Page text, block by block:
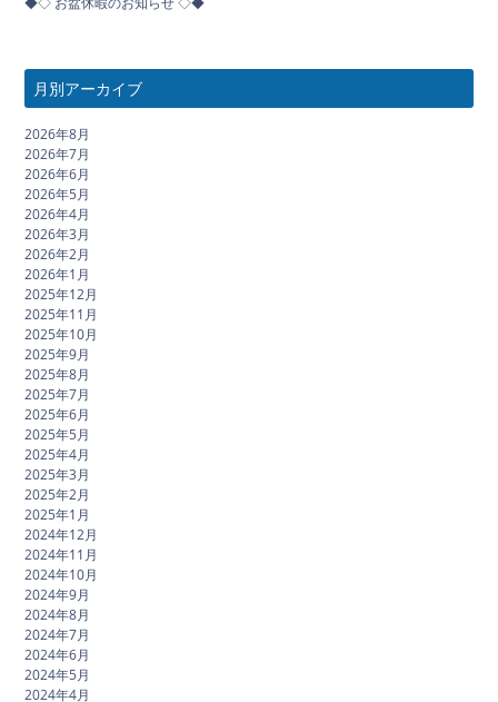
月別アーカイブ
2026年8月
2026年7月
2026年6月
2026年5月
2026年4月
2026年3月
2026年2月
2026年1月
2025年12月
2025年11月
2025年10月
2025年9月
2025年8月
2025年7月
2025年6月
2025年5月
2025年4月
2025年3月
2025年2月
2025年1月
2024年12月
2024年11月
2024年10月
2024年9月
2024年8月
2024年7月
2024年6月
2024年5月
2024年4月